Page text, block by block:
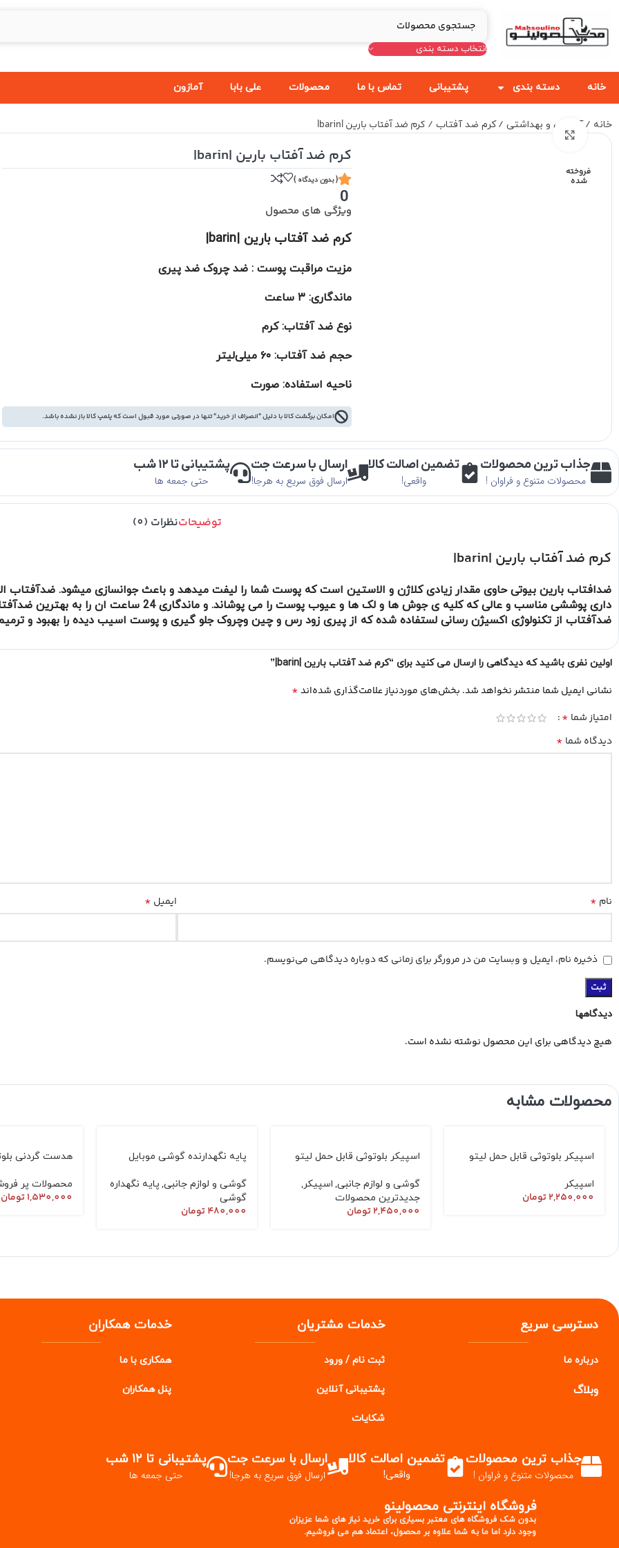
انتخاب دسته بندی
خانه دسته بندی پشتیبانی تماس با ما محصولات علی بابا آمازون
خانه آرایشی و بهداشتی کرم ضد آفتاب کرم ضد آفتاب بارین |barin|
فروخته
شده
برای بزرگنمایی کلیک کنید
کرم ضد آفتاب بارین |barin|
0
{ بدون دیدگاه }
ویژگی های محصول
کرم ضد آفتاب بارین |barin|
مزیت مراقبت پوست : ضد چروک ضد پیری
ماندگاری: ۳ ساعت
نوع ضد آفتاب: کرم
حجم ضد آفتاب: ۶۰ میلی‌لیتر
ناحیه استفاده: صورت
امکان برگشت کالا با دلیل "انصراف از خرید" تنها در صورتی مورد قبول است که پلمپ کالا باز نشده باشد.
جذاب ترین محصولات
محصولات متنوع و فراوان !
تضمین اصالت کالا
واقعی!
ارسال با سرعت جت
ارسال فوق سریع به هرجا!
پشتیبانی تا ۱۲ شب
حتی جمعه ها
توضیحاتنظرات (0)
کرم ضد آفتاب بارین |barin|
ضدافتاب بارین بیوتی حاوی مقدار زیادی کلاژن و الاستین است که پوست شما را لیفت میدهد و باعث جوانسازی میشود. ضدآفتاب
داری پوششی مناسب و عالی که کلیه ی جوش ها و لک ها و عیوب
ضدآفتاب از تکنولوژی اکسیژن رسانی لستفاده شده که از پیری زود رس و چین وچروک جلو گیری و پوست اسیب دیده را بهبود و
دیدگاهها
هیچ دیدگاهی برای این محصول نوشته نشده است.
اولین نفری باشید که دیدگاهی را ارسال می کنید برای “کرم ضد آفتاب بارین |barin|”
نشانی ایمیل شما منتشر نخواهد شد. بخش‌های موردنیاز علامت‌گذاری شده‌اند*
امتیاز شما *
دیدگاه شما *
نام * ایمیل *
ذخیره نام، ایمیل و وبسایت من در مرورگر برای زمانی که دوباره دیدگاهی می‌نویسم.
محصولات مشابه
اسپیکر بلوتوثی قابل حمل لیتو
اسپیکر
2,250,000تومان
اسپیکر بلوتوثی قابل حمل لیتو
گوشی و لوازم جانبی, اسپیکر,
جدیدترین محصولات
2,450,000تومان
پایه نگهدارنده گوشی موبایل
گوشی و لوازم جانبی,پایه نگهداره
گوشی
480,000تومان
هدست گردنی
محصولات پر
1,530,000تومان
دسترسی سریع
درباره ما
وبلاگ
خدمات مشتریان
ثبت نام / ورود
پشتیبانی آنلاین
شکایات
خدمات همکاران
همکاری با ما
پنلهمکاران
جذاب ترین محصولات
محصولات متنوع و فراوان !
تضمین اصالت کالا
واقعی!
ارسال با سرعت جت
ارسال فوق سریع به هرجا!
پشتیبانی تا ۱۲ شب
حتی جمعه ها
فروشگاه اینترنتی محصولینو
بدون شک فروشگاه های معتبر بسیاری برای خرید نیاز های شما عزیزان
وجود دارد اما ما به شما علاوه بر محصول، اعتماد هم می فروشیم.